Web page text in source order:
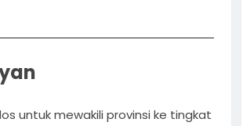
untuk mewakili provinsi ke tingkat